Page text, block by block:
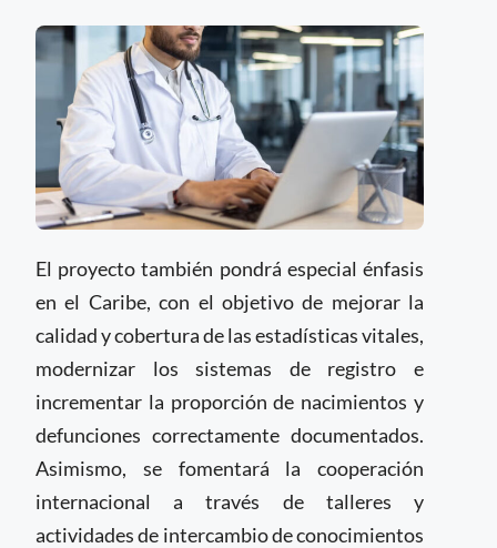
El proyecto también pondrá especial énfasis
en el Caribe, con el objetivo de mejorar la
calidad y cobertura de las estadísticas vitales,
modernizar los sistemas de registro e
incrementar la proporción de nacimientos y
defunciones correctamente documentados.
Asimismo, se fomentará la cooperación
internacional a través de talleres y
actividades de intercambio de conocimientos